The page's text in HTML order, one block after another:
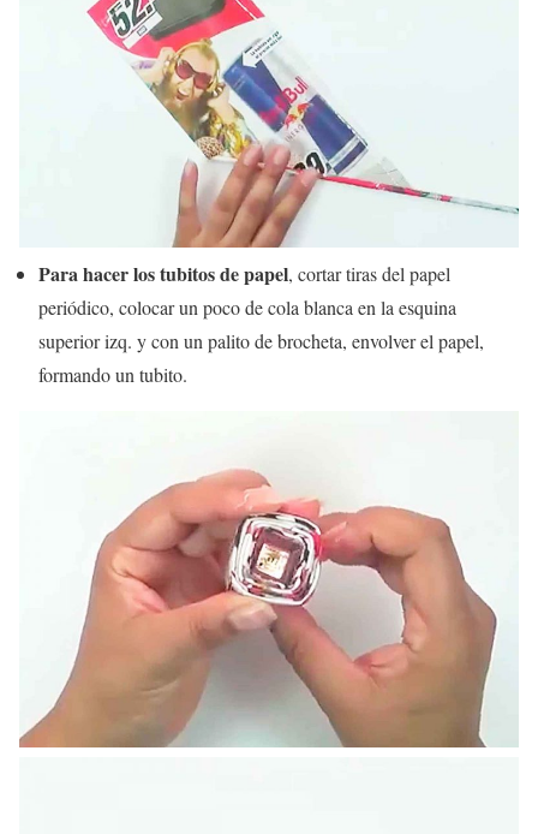
Para hacer los tubitos de papel, cortar tiras del papel
periódico, colocar un poco de cola blanca en la esquina
superior izq. y con un palito de brocheta, envolver el papel,
formando un tubito.